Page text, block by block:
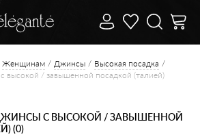
Женщинам Джинсы
Высокая посадка
высокой / завышенной посадкой (талией)
С ВЫСОКОЙ / ЗАВЫШЕННОЙ
(0)